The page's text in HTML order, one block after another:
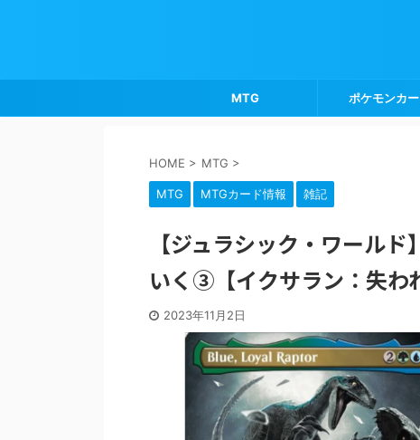
MTG ポケモンカ
HOME > MTG >
MTG MTGカード情報 雑記
【ジュラシック・ワール
いく③【イクサラン：失わ
2023年11月2日